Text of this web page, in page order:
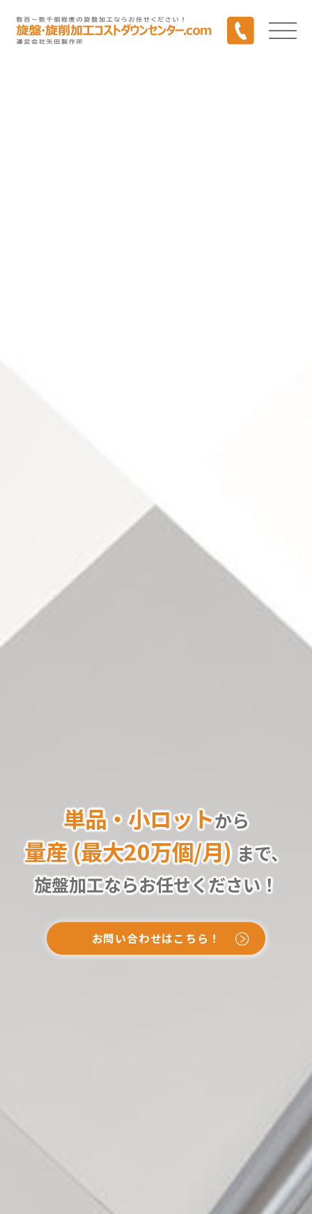
単品・小ロットから
量産 (最大20万個/月) まで、
旋盤加工ならお任せください！
お問い合わせはこちら！